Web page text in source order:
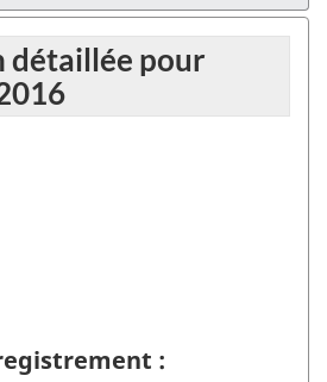
détaillée pour
: